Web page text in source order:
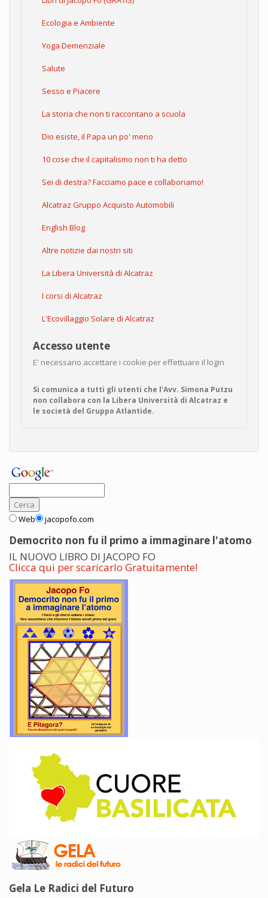
Ecologia e Ambiente
Yoga Demenziale
Salute
Sesso e Piacere
La storia che non ti raccontano a scuola
Dio esiste, il Papa un po' meno
10 cose che il capitalismo non ti ha detto
Sei di destra? Facciamo pace e collaboriamo!
Alcatraz Gruppo Acquisto Automobili
English Blog
Altre notizie dai nostri siti
La Libera Università di Alcatraz
I corsi di Alcatraz
L'Ecovillaggio Solare di Alcatraz
Accesso utente
E' necessario accettare i cookie per effettuare il login
Si comunica a tutti gli utenti che l'Avv. Simona Putzu
non collabora con la Libera Università di Alcatraz e
le società del Gruppo Atlantide.
Web jacopofo.com
Democrito non fu il primo a immaginare l'atomo
IL NUOVO LIBRO DI JACOPO FO
Clicca qui per scaricarlo Gratuitamente!
Gela Le Radici del Futuro